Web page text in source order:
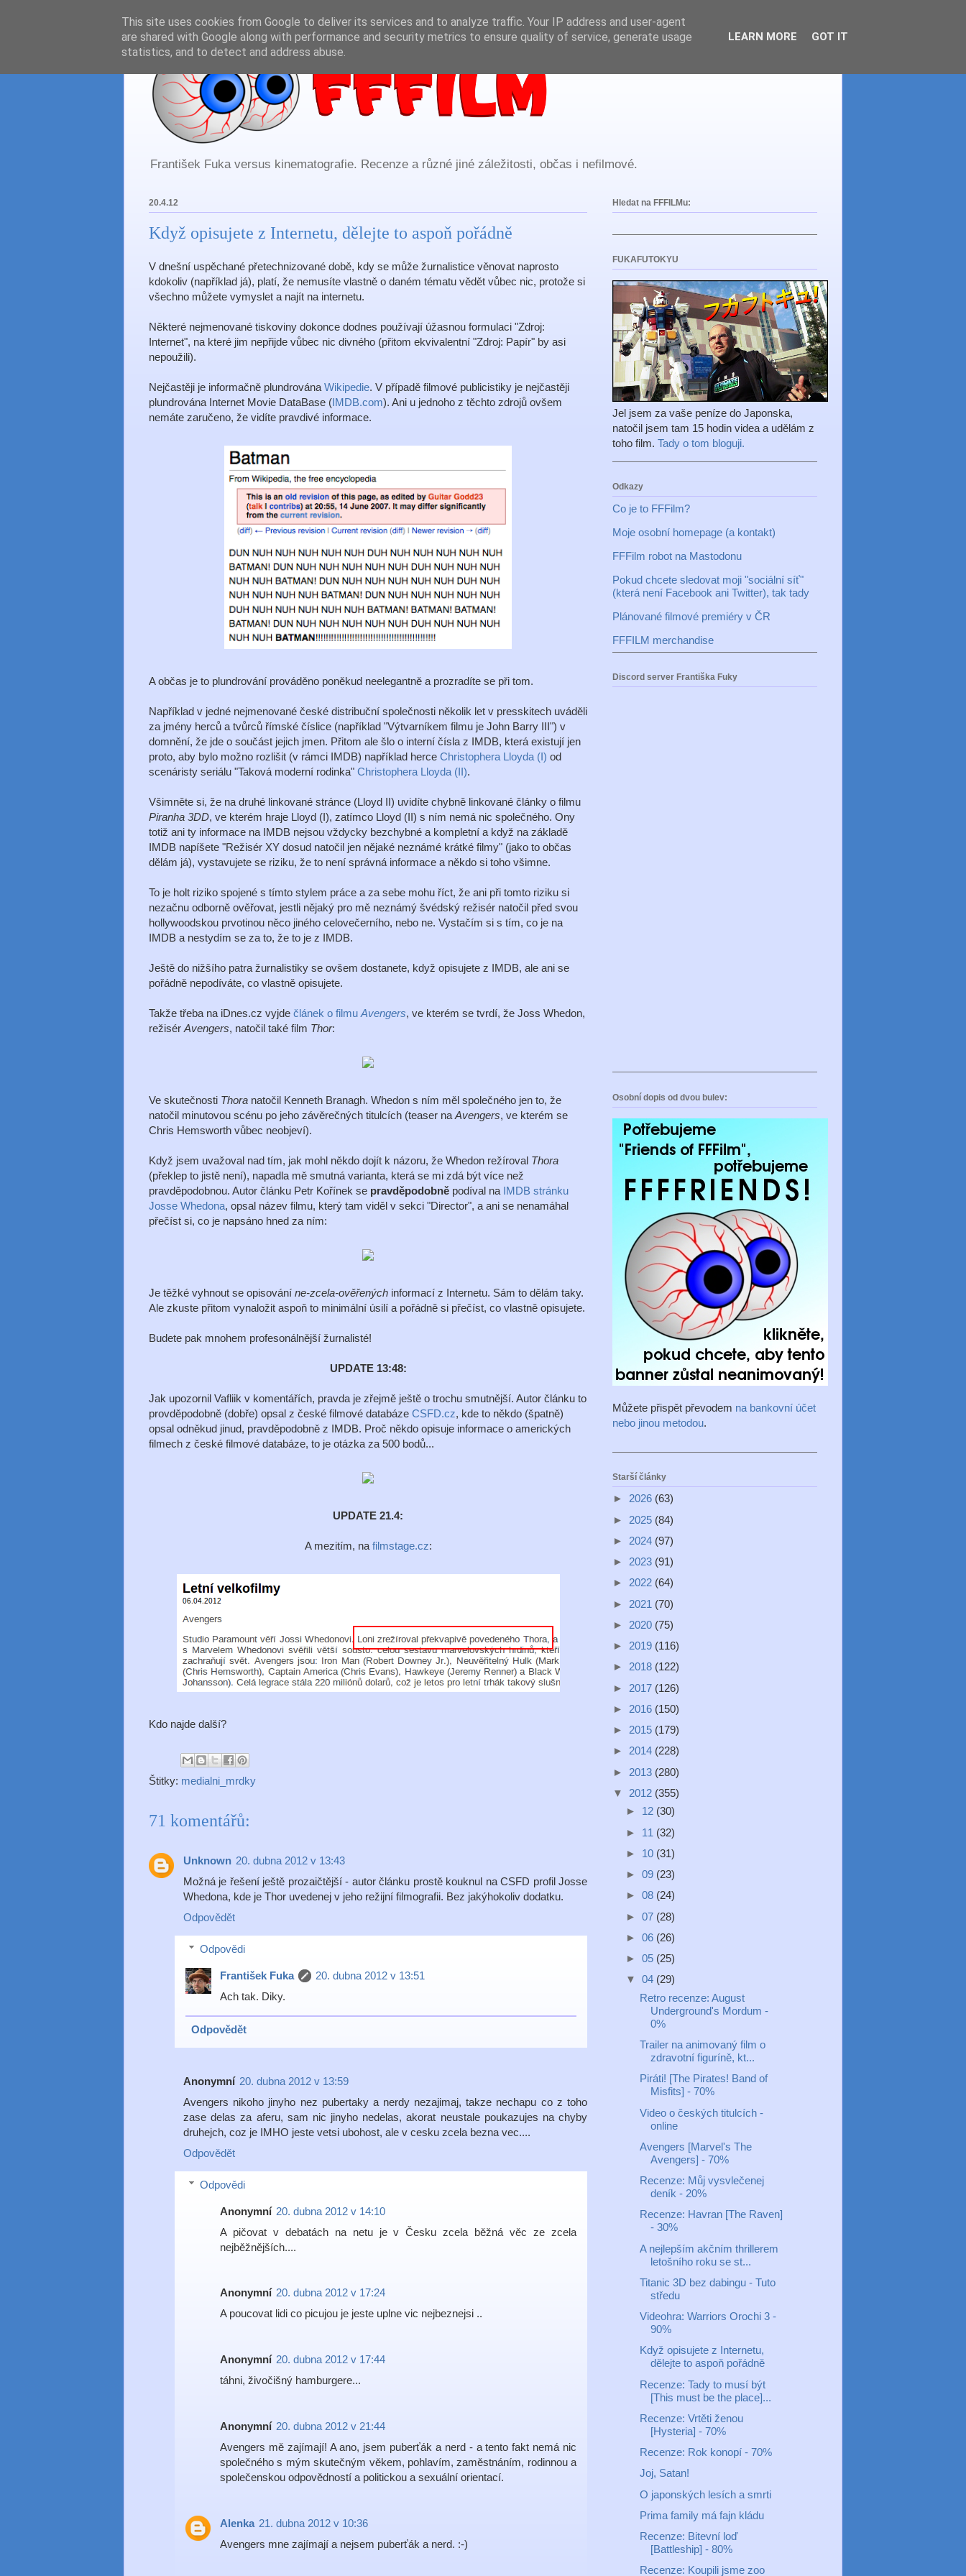
František Fuka versus kinematografie. Recenze a různé jiné záležitosti, občas i nefilmové.
20.4.12
Když opisujete z Internetu, dělejte to aspoň pořádně
V dnešní uspěchané přetechnizované době, kdy se může žurnalistice věnovat naprosto
kdokoliv (například já), platí, že nemusíte vlastně o daném tématu vědět vůbec nic, protože si
všechno můžete vymyslet a najít na internetu.
Některé nejmenované tiskoviny dokonce dodnes používají úžasnou formulaci "Zdroj:
Internet", na které jim nepřijde vůbec nic divného (přitom ekvivalentní "Zdroj: Papír" by asi
nepoužili).
Nejčastěji je informačně plundrována Wikipedie. V případě filmové publicistiky je nejčastěji
plundrována Internet Movie DataBase (IMDB.com). Ani u jednoho z těchto zdrojů ovšem
nemáte zaručeno, že vidíte pravdivé informace.
A občas je to plundrování prováděno poněkud neelegantně a prozradíte se při tom.
Například v jedné nejmenované české distribuční společnosti několik let v presskitech uváděli
za jmény herců a tvůrců římské číslice (například "Výtvarníkem filmu je John Barry III") v
domnění, že jde o součást jejich jmen. Přitom ale šlo o interní čísla z IMDB, která existují jen
proto, aby bylo možno rozlišit (v rámci IMDB) například herce Christophera Lloyda (I) od
scenáristy seriálu "Taková moderní rodinka" Christophera Lloyda (II).
Všimněte si, že na druhé linkované stránce (Lloyd II) uvidíte chybně linkované články o filmu
Piranha 3DD, ve kterém hraje Lloyd (I), zatímco Lloyd (II) s ním nemá nic společného. Ony
totiž ani ty informace na IMDB nejsou vždycky bezchybné a kompletní a když na základě
IMDB napíšete "Režisér XY dosud natočil jen nějaké neznámé krátké filmy" (jako to občas
dělám já), vystavujete se riziku, že to není správná informace a někdo si toho všimne.
To je holt riziko spojené s tímto stylem práce a za sebe mohu říct, že ani při tomto riziku si
nezačnu odborně ověřovat, jestli nějaký pro mě neznámý švédský režisér natočil před svou
hollywoodskou prvotinou něco jiného celovečerního, nebo ne. Vystačím si s tím, co je na
IMDB a nestydím se za to, že to je z IMDB.
Ještě do nižšího patra žurnalistiky se ovšem dostanete, když opisujete z IMDB, ale ani se
pořádně nepodíváte, co vlastně opisujete.
Takže třeba na iDnes.cz vyjde článek o filmu Avengers, ve kterém se tvrdí, že Joss Whedon,
režisér Avengers, natočil také film Thor:
Ve skutečnosti Thora natočil Kenneth Branagh. Whedon s ním měl společného jen to, že
natočil minutovou scénu po jeho závěrečných titulcích (teaser na Avengers, ve kterém se
Chris Hemsworth vůbec neobjeví).
Když jsem uvažoval nad tím, jak mohl někdo dojít k názoru, že Whedon režíroval Thora
(překlep to jistě není), napadla mě smutná varianta, která se mi zdá být více než
pravděpodobnou. Autor článku Petr Kořínek se pravděpodobně podíval na IMDB stránku
Josse Whedona, opsal název filmu, který tam viděl v sekci "Director", a ani se nenamáhal
přečíst si, co je napsáno hned za ním:
Je těžké vyhnout se opisování ne-zcela-ověřených informací z Internetu. Sám to dělám taky.
Ale zkuste přitom vynaložit aspoň to minimální úsilí a pořádně si přečíst, co vlastně opisujete.
Budete pak mnohem profesonálnější žurnalisté!
UPDATE 13:48:
Jak upozornil Vafliik v komentářích, pravda je zřejmě ještě o trochu smutnější. Autor článku to
provděpodobně (dobře) opsal z české filmové databáze CSFD.cz, kde to někdo (špatně)
opsal odněkud jinud, pravděpodobně z IMDB. Proč někdo opisuje informace o amerických
filmech z české filmové databáze, to je otázka za 500 bodů...
UPDATE 21.4:
A mezitím, na filmstage.cz:
Kdo najde další?
Štitky: medialni_mrdky
71 komentářů:
Unknown 20. dubna 2012 v 13:43
Možná je řešení ještě prozaičtější - autor článku prostě kouknul na CSFD profil Josse
Whedona, kde je Thor uvedenej v jeho režijní filmografii. Bez jakýhokoliv dodatku.
Odpovědět
Odpovědi
František Fuka
20. dubna 2012 v 13:51
Ach tak. Diky.
Odpovědět
Anonymní 20. dubna 2012 v 13:59
Avengers nikoho jinyho nez pubertaky a nerdy nezajimaj, takze nechapu co z toho
zase delas za aferu, sam nic jinyho nedelas, akorat neustale poukazujes na chyby
druhejch, coz je IMHO jeste vetsi ubohost, ale v cesku zcela bezna vec....
Odpovědět
Odpovědi
Anonymní 20. dubna 2012 v 14:10
A pičovat v debatách na netu je v Česku zcela běžná věc ze zcela
nejběžnějších....
Anonymní 20. dubna 2012 v 17:24
A poucovat lidi co picujou je jeste uplne vic nejbeznejsi ..
Anonymní 20. dubna 2012 v 17:44
táhni, živočišný hamburgere...
Anonymní 20. dubna 2012 v 21:44
Avengers mě zajímají! A ano, jsem puberťák a nerd - a tento fakt nemá nic
společného s mým skutečným věkem, pohlavím, zaměstnáním, rodinnou a
společenskou odpovědností a politickou a sexuální orientací.
Alenka 21. dubna 2012 v 10:36
Avengers mne zajímají a nejsem puberťák a nerd. :-)
Hledat na FFFILMu:
FUKAFUTOKYU
Jel jsem za vaše peníze do Japonska,
natočil jsem tam 15 hodin videa a udělám z
toho film. Tady o tom bloguji.
Odkazy
Co je to FFFilm?
Moje osobní homepage (a kontakt)
FFFilm robot na Mastodonu
Pokud chcete sledovat moji "sociální síť"
(která není Facebook ani Twitter), tak tady
Plánované filmové premiéry v ČR
FFFILM merchandise
Discord server Františka Fuky
Osobní dopis od dvou bulev:
Můžete přispět převodem na bankovní účet
nebo jinou metodou.
Starší články
► 2026 (63)
► 2025 (84)
► 2024 (97)
► 2023 (91)
► 2022 (64)
► 2021 (70)
► 2020 (75)
► 2019 (116)
► 2018 (122)
► 2017 (126)
► 2016 (150)
► 2015 (179)
► 2014 (228)
► 2013 (280)
▼ 2012 (355)
► 12 (30)
► 11 (32)
► 10 (31)
► 09 (23)
► 08 (24)
► 07 (28)
► 06 (26)
► 05 (25)
▼ 04 (29)
Retro recenze: August
Underground's Mordum -
0%
Trailer na animovaný film o
zdravotní figuríně, kt...
Piráti! [The Pirates! Band of
Misfits] - 70%
Video o českých titulcích -
online
Avengers [Marvel's The
Avengers] - 70%
Recenze: Můj vysvlečenej
deník - 20%
Recenze: Havran [The Raven]
- 30%
A nejlepším akčním thrillerem
letošního roku se st...
Titanic 3D bez dabingu - Tuto
středu
Videohra: Warriors Orochi 3 -
90%
Když opisujete z Internetu,
dělejte to aspoň pořádně
Recenze: Tady to musí být
[This must be the place]...
Recenze: Vrtěti ženou
[Hysteria] - 70%
Recenze: Rok konopí - 70%
Joj, Satan!
O japonských lesích a smrti
Prima family má fajn kládu
Recenze: Bitevní loď
[Battleship] - 80%
Recenze: Koupili jsme zoo
This site uses cookies from Google to deliver its services and to analyze traffic. Your IP address and user-agent
are shared with Google along with performance and security metrics to ensure quality of service, generate usage
statistics, and to detect and address abuse.
LEARN MORE GOT IT